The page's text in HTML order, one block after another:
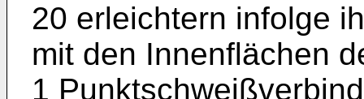
20 erleichtern infolge
mit den Innenflächen
1